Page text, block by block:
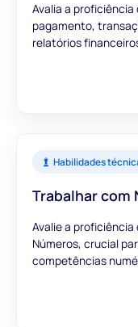
Avalia a
pagamento,
relatórios
Habilidades
Trabalhar com
Avalie a
Números, crucial
competências